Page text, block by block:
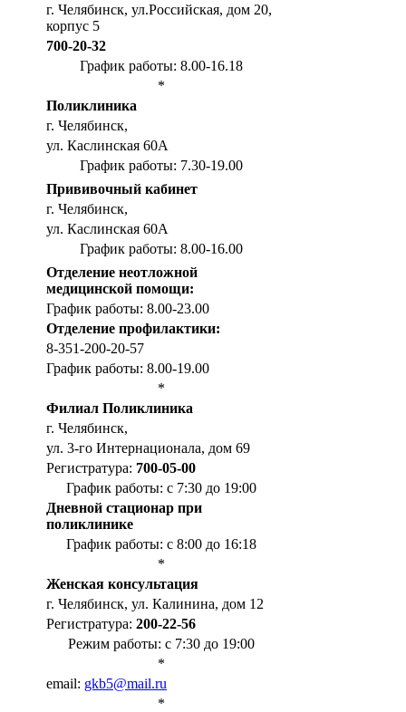
г. Челябинск, ул.Российская, дом 20,
корпус 5
700-20-32
График работы: 8.00-16.18
*
Поликлиника
г. Челябинск,
ул. Каслинская 60А
График работы: 7.30-19.00
Прививочный кабинет
г. Челябинск,
ул. Каслинская 60А
График работы: 8.00-16.00
Отделение неотложной
медицинской помощи:
График работы: 8.00-23.00
Отделение профилактики:
8-351-200-20-57
График работы: 8.00-19.00
*
Филиал Поликлиника
г. Челябинск,
ул. 3-го Интернационала, дом 69
Регистратура: 700-05-00
График работы: с 7:30 до 19:00
Дневной стационар при
поликлинике
График работы: с 8:00 до 16:18
*
Женская консультация
г. Челябинск, ул. Калинина, дом 12
Регистратура: 200-22-56
Режим работы: с 7:30 до 19:00
*
email: gkb5@mail.ru
*